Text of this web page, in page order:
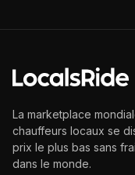
La marketplace
chauffeurs locaux se
prix le plus bas sans
dans le monde.